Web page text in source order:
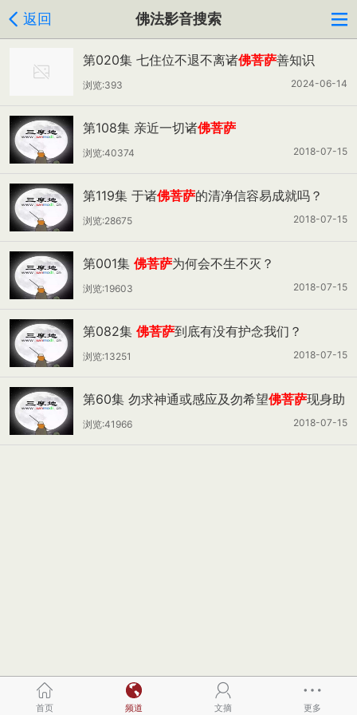
返回 佛法影音搜索
第020集 七住位不退不离诸佛菩萨善知识
2024-06-14
浏览:393
第108集 亲近一切诸佛菩萨
2018-07-15
浏览:40374
第119集 于诸佛菩萨的清净信容易成就吗？
2018-07-15
浏览:28675
第001集 佛菩萨为何会不生不灭？
2018-07-15
浏览:19603
第082集 佛菩萨到底有没有护念我们？
2018-07-15
浏览:13251
第60集 勿求神通或感应及勿希望佛菩萨现身助
悟 正益老师 主讲
2018-07-15
浏览:41966
首页 频道 文摘 更多